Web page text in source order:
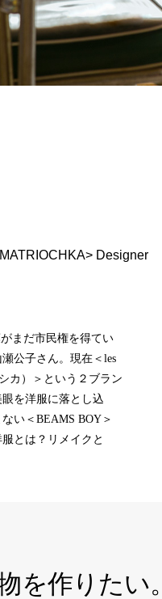
Designer
まだ市民権を得てい
公子さん。現在＜les
カ）＞という２ブラン
を洋服に落とし込
い＜BEAMS BOY＞
とは？リメイクと
を作りたい。